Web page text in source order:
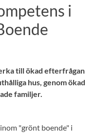
Personal
i
till ökad efterfrågan
hus, genom ökad
familjer.
"grönt boende" i